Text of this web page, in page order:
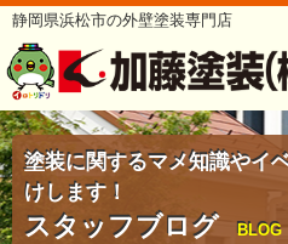
静岡県浜松市の外壁塗装専門店
塗装に関するマメ知識やイ
けします！
スタッフブログ BLOG